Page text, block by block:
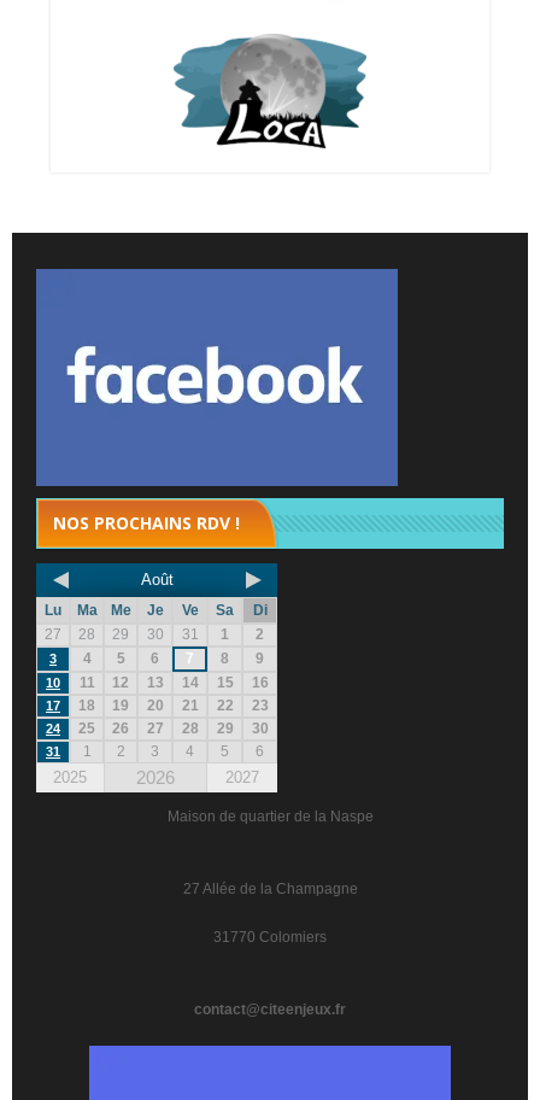
NOS PROCHAINS RDV !
Août
Lu Ma Me Je Ve Sa
Di
27
28 29 30 31 1 2
3 4 5 6 7 8 9
10 11 12 13 14 15 16
17 18 19 20 21 22 23
24 25 26 27 28 29 30
31 1 2 3 4 5 6
2025 2026 2027
Maison de quartier de la Naspe
27 Allée de la Champagne
31770 Colomiers
contact@citeenjeux.fr